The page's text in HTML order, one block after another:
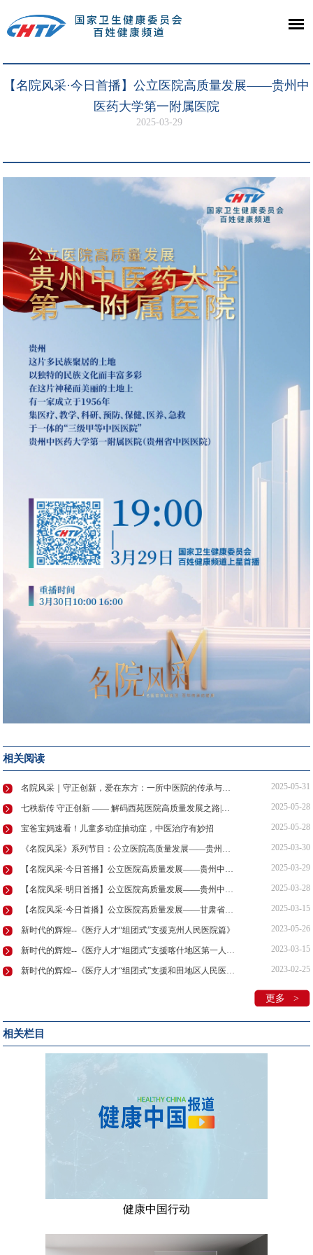
【名院风采·今日首播】公立医院高质量发展——贵州中
医药大学第一附属医院
2025-03-29
相关阅读
名院风采｜守正创新，爱在东方：一所中医院的传承与新生 2025-05-31
七秩薪传 守正创新 —— 解码西苑医院高质量发展之路|名院风采 2025-05-28
宝爸宝妈速看！儿童多动症抽动症，中医治疗有妙招 2025-05-28
《名院风采》系列节目：公立医院高质量发展——贵州中医药大学第一附属医院 2025-03-30
【名院风采·今日首播】公立医院高质量发展——贵州中医药大学第一附属医院 2025-03-29
【名院风采·明日首播】公立医院高质量发展——贵州中医药大学第一附属医院 2025-03-28
【名院风采·今日首播】公立医院高质量发展——甘肃省中医医院 2025-03-15
新时代的辉煌--《医疗人才“组团式”支援克州人民医院篇》 2023-05-26
新时代的辉煌--《医疗人才“组团式”支援喀什地区第一人民医院篇》 2023-03-15
新时代的辉煌--《医疗人才“组团式”支援和田地区人民医院篇》 2023-02-25
更多 >
相关栏目
健康中国行动